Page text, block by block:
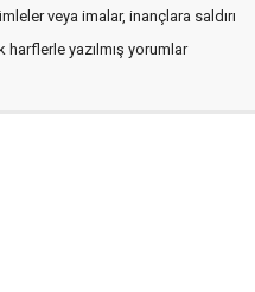
veya imalar, inançlara saldırı
harflerle yazılmış yorumlar